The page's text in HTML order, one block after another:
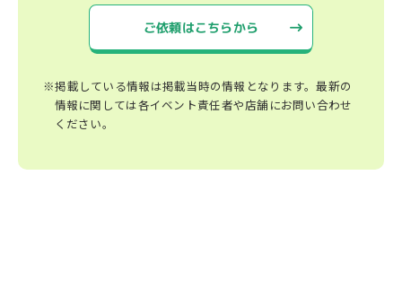
ご依頼はこちらから
※掲載している情報は掲載当時の情報となります。最新の
情報に関しては各イベント責任者や店舗にお問い合わせ
ください。